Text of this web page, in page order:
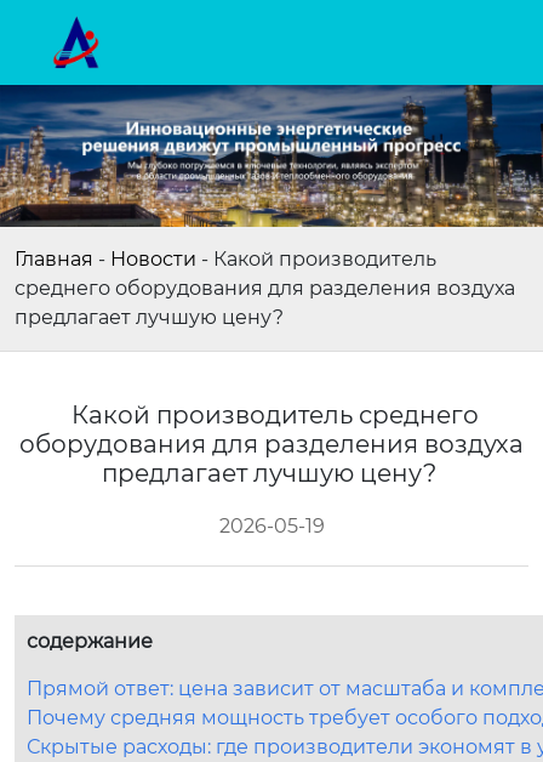
Главная - Новости - Какой производитель
среднего оборудования для разделения воздуха
предлагает лучшую цену?
Какой производитель среднего
оборудования для разделения воздуха
предлагает лучшую цену?
2026-05-19
содержание
Прямой ответ: цена зависит от масштаба и
Почему средняя мощность требует особого
Скрытые расходы: где производители экономят в